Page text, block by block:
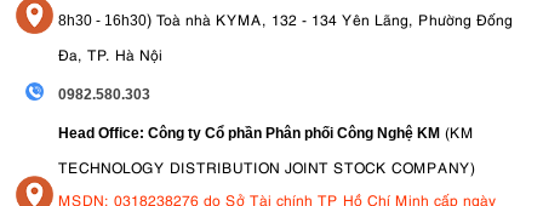
8h30 - 16h30) Toà nhà KYMA, 132 - 134 Yên Lãng, Phường Đống
Đa, TP. Hà Nội
0982.580.303
Head Office: Công ty Cổ phần Phân phối Công Nghệ KM (KM
TECHNOLOGY DISTRIBUTION JOINT STOCK COMPANY)
MSDN: 0318238276 do Sở Tài chính TP Hồ Chí Minh cấp ngày